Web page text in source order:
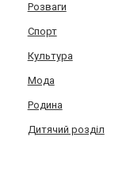
Розваги
Спорт
Культура
Мода
Родина
Дитячий розділ